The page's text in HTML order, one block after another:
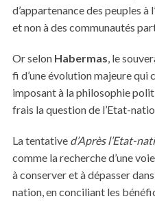
d’appartenance des peuples à
et non à des communautés
Or selon Habermas , le
fi d’une évolution majeure qui
imposant à la philosophie
frais la question de l’Etat-
La tentative d’Après l’Etat-
comme la recherche d’une
à conserver et à dépasser
nation, en conciliant les